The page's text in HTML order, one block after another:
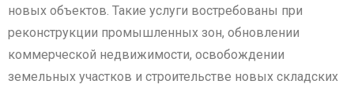
новых объектов. Такие услуги востребованы при
реконструкции промышленных зон, обновлении
коммерческой недвижимости, освобождении
земельных участков и строительстве новых складских